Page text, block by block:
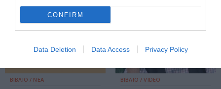
CONFIRM
Data Deletion Data Access Privacy Policy
ΒΙΒΛΙΟ / ΝΕΑ ΒΙΒΛΙΟ / VIDEO